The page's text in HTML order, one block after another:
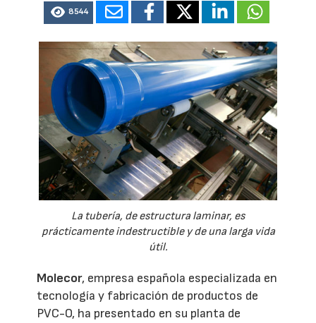
8544
La tubería, de estructura laminar, es
prácticamente indestructible y de una larga vida
útil.
Molecor, empresa española especializada en
tecnología y fabricación de productos de
PVC-O, ha presentado en su planta de